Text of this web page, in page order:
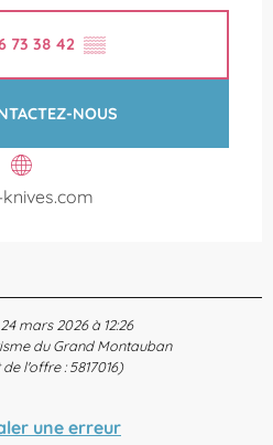
73 38 42 ▒▒
NOUS
mars 2026 à 12:26
du Grand Montauban
l'offre :5817016)
une erreur